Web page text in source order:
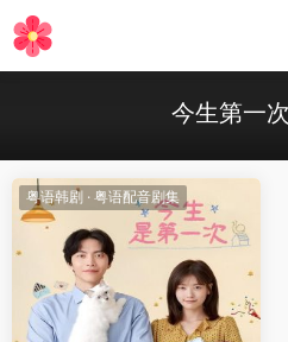
今生第一
粤语韩剧 · 粤语配音剧集